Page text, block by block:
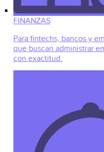
FINANZAS
Para fintechs, bancos y
que buscan administrar
con exactitud.